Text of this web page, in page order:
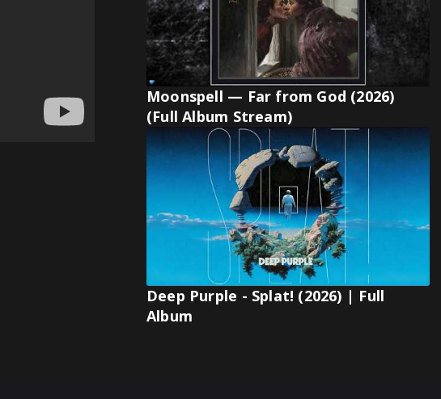
Moonspell — Far from God (2026)
(Full Album Stream)
Deep Purple - Splat! (2026) | Full
Album